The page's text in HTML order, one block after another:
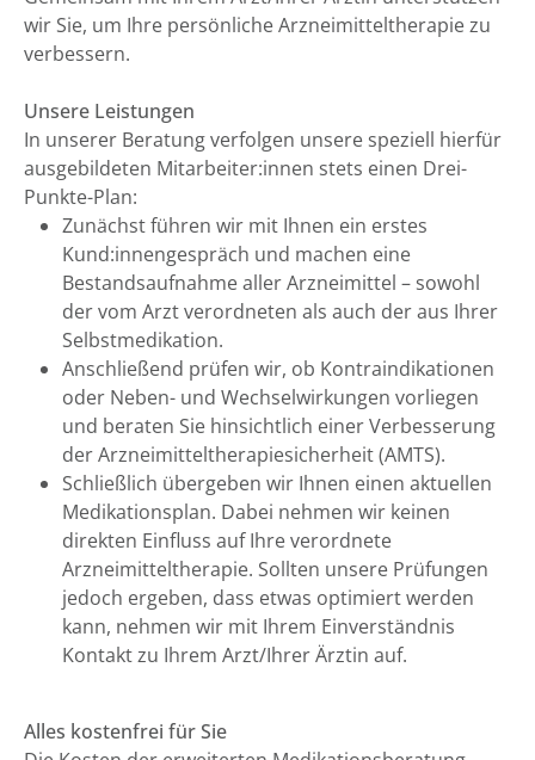
wir Sie, um Ihre persönliche Arzneimitteltherapie zu
verbessern.
Unsere Leistungen
In unserer Beratung verfolgen unsere speziell hierfür
ausgebildeten Mitarbeiter:innen stets einen Drei-
Punkte-Plan:
Zunächst führen wir mit Ihnen ein erstes
Kund:innengespräch und machen eine
Bestandsaufnahme aller Arzneimittel – sowohl
der vom Arzt verordneten als auch der aus Ihrer
Selbstmedikation.
Anschließend prüfen wir, ob Kontraindikationen
oder Neben- und Wechselwirkungen vorliegen
und beraten Sie hinsichtlich einer Verbesserung
der Arzneimitteltherapiesicherheit (AMTS).
Schließlich übergeben wir Ihnen einen aktuellen
Medikationsplan. Dabei nehmen wir keinen
direkten Einfluss auf Ihre verordnete
Arzneimitteltherapie. Sollten unsere Prüfungen
jedoch ergeben, dass etwas optimiert werden
kann, nehmen wir mit Ihrem Einverständnis
Kontakt zu Ihrem Arzt/Ihrer Ärztin auf.
Alles kostenfrei für Sie